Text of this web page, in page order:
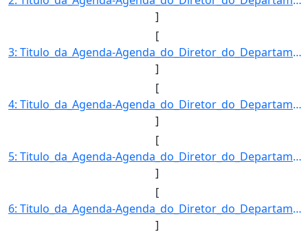
]
[
3: Titulo_da_Agenda-Agenda_do_Diretor_do_Departamento_de_Inspecao_de_Produtos_de_Origem_Vegetal-Descric]
]
[
4: Titulo_da_Agenda-Agenda_do_Diretor_do_Departamento_de_Inspecao_de_Produtos_de_Origem_Vegetal-Descric]
]
[
5: Titulo_da_Agenda-Agenda_do_Diretor_do_Departamento_de_Inspecao_de_Produtos_de_Origem_Vegetal-Descric]
]
[
6: Titulo_da_Agenda-Agenda_do_Diretor_do_Departamento_de_Inspecao_de_Produtos_de_Origem_Vegetal-Descric]
]